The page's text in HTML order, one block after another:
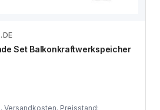
Angebot
Set Balkonkraftwerkspeicher
Versandkosten. Preisstand: